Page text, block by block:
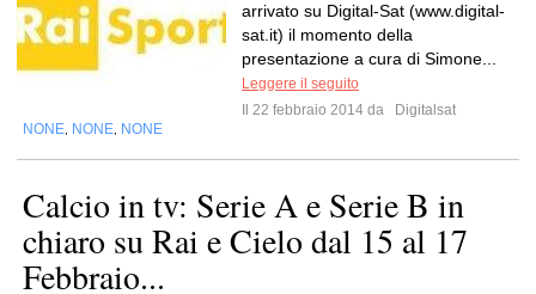
arrivato su Digital-Sat (www.digital-
sat.it) il momento della
presentazione a cura di Simone...
Leggere il seguito
Il 22 febbraio 2014 da
Digitalsat
NONE NONE NONE
Calcio in tv: Serie A e Serie B in
chiaro su Rai e Cielo dal 15 al 17
Febbraio...